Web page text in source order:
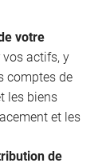
votre
vos actifs, y
comptes de
les biens
et les
de